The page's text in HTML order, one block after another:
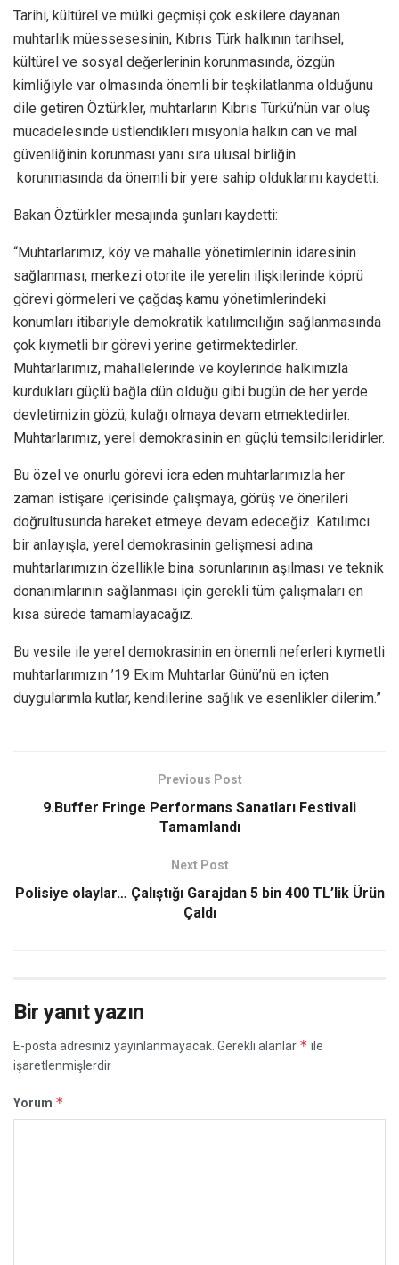
Tarihi, kültürel ve mülki geçmişi çok eskilere dayanan
muhtarlık müessesesinin, Kıbrıs Türk halkının tarihsel,
kültürel ve sosyal değerlerinin korunmasında, özgün
kimliğiyle var olmasında önemli bir teşkilatlanma olduğunu
dile getiren Öztürkler, muhtarların Kıbrıs Türkü’nün var oluş
mücadelesinde üstlendikleri misyonla halkın can ve mal
güvenliğinin korunması yanı sıra ulusal birliğin
korunmasında da önemli bir yere sahip olduklarını kaydetti.
Bakan Öztürkler mesajında şunları kaydetti:
“Muhtarlarımız, köy ve mahalle yönetimlerinin idaresinin
sağlanması, merkezi otorite ile yerelin ilişkilerinde köprü
görevi görmeleri ve çağdaş kamu yönetimlerindeki
konumları itibariyle demokratik katılımcılığın sağlanmasında
çok kıymetli bir görevi yerine getirmektedirler.
Muhtarlarımız, mahallelerinde ve köylerinde halkımızla
kurdukları güçlü bağla dün olduğu gibi bugün de her yerde
devletimizin gözü, kulağı olmaya devam etmektedirler.
Muhtarlarımız, yerel demokrasinin en güçlü temsilcileridirler.
Bu özel ve onurlu görevi icra eden muhtarlarımızla her
zaman istişare içerisinde çalışmaya, görüş ve önerileri
doğrultusunda hareket etmeye devam edeceğiz. Katılımcı
bir anlayışla, yerel demokrasinin gelişmesi adına
muhtarlarımızın özellikle bina sorunlarının aşılması ve teknik
donanımlarının sağlanması için gerekli tüm çalışmaları en
kısa sürede tamamlayacağız.
Bu vesile ile yerel demokrasinin en önemli neferleri kıymetli
muhtarlarımızın ’19 Ekim Muhtarlar Günü’nü en içten
duygularımla kutlar, kendilerine sağlık ve esenlikler dilerim.”
Previous Post
9.Buffer Fringe Performans Sanatları Festivali
Tamamlandı
Next Post
Polisiye olaylar… Çalıştığı Garajdan 5 bin 400 TL’lik Ürün
Çaldı
Bir yanıt yazın
E-posta adresiniz yayınlanmayacak. Gerekli alanlar * ile
işaretlenmişlerdir
Yorum *